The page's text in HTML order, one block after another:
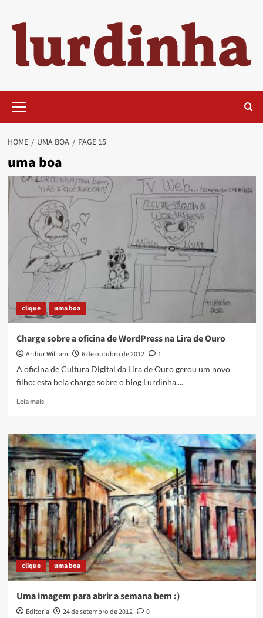
content
Menu
HOME UMA BOA PAGE 15
uma boa
clique uma boa
Charge sobre a oficina de WordPress na Lira de Ouro
Arthur William 6 de outubro de 2012
1
A oficina de Cultura Digital da Lira de Ouro gerou um novo
filho: esta bela charge sobre o blog Lurdinha....
Leia maisRead
Charge
sobre
a
oficina
de
WordPress
na
Lira
de
Ouro
clique uma boa
Uma imagem para abrir a semana bem :)
Editoria 24 de setembro de 2012
0